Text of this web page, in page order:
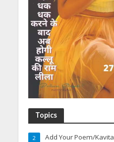
Topics
Add Your Poem/Kavita
2